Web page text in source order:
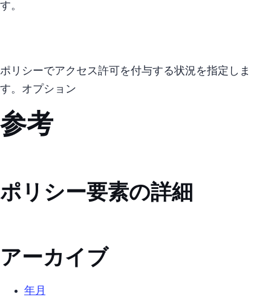
す。
ポリシーでアクセス許可を付与する状況を指定しま
す。オプション
参考
ポリシー要素の詳細
アーカイブ
2025年10月 (2)